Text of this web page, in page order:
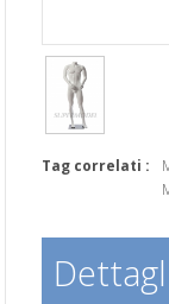
Tag correlati :